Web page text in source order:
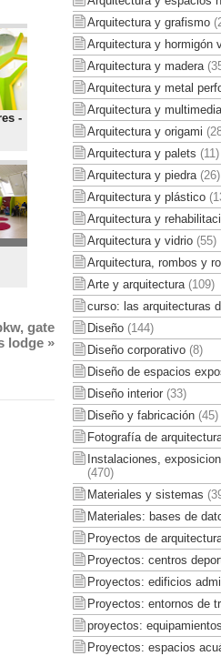
-
gate
lodge »
Arquitectura y grafismo
Arquitectura y hormigón
Arquitectura y madera
Arquitectura y metal
Arquitectura y multimedia
Arquitectura y origami
Arquitectura y palets (11)
Arquitectura y piedra(26)
Arquitectura y plástico
Arquitectura y
Arquitectura y vidrio(55)
Arquitectura, rombos y
Arte y arquitectura(109)
curso: las arquitecturas
Diseño(144)
Diseño corporativo(8)
Diseño de espacios
Diseño interior(33)
Diseño y fabricación(45)
Fotografía de
Instalaciones,
(470)
Materiales y sistemas
Materiales: bases de
Proyectos de
Proyectos: centros
Proyectos: edificios
Proyectos: entornos de
proyectos:
Proyectos: espacios